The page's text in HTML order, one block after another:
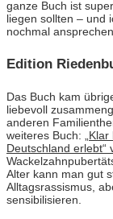
ganze Buch ist
liegen sollten – und
nochmal
Edition
Das Buch kam
liebevoll
anderen
weiteres Buch:
Deutschland erlebt“
Alter kann man gut
Alltagsrassismus,
sensibilisieren.